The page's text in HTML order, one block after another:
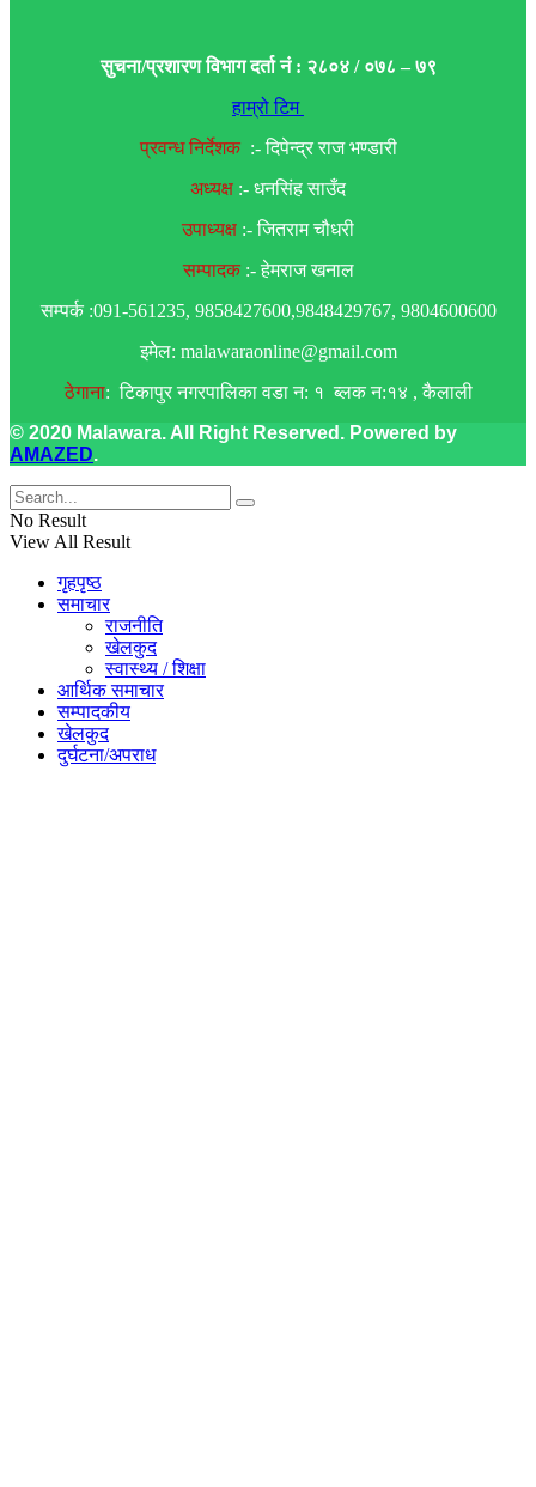
सुचना/प्रशारण विभाग दर्ता नं : २८०४ / ०७८ – ७९
हाम्रो टिम
प्रवन्ध निर्देशक:- दिपेन्द्र राज भण्डारी
अध्यक्ष :- धनसिंह साउँद
उपाध्यक्ष :- जितराम चौधरी
सम्पादक:- हेमराज खनाल
सम्पर्क :091-561235, 9858427600,9848429767, 9804600600
इमेल: malawaraonline@gmail.com
ठेगाना: टिकापुर नगरपालिका वडा न: १ ब्लक न:१४ , कैलाली
© 2020 Malawara. All Right Reserved. Powered by
AMAZED.
No Result
View All Result
गृहपृष्ठ
समाचार
राजनीति
खेलकुद
स्वास्थ्य / शिक्षा
आर्थिक समाचार
सम्पादकीय
खेलकुद
दुर्घटना/अपराध